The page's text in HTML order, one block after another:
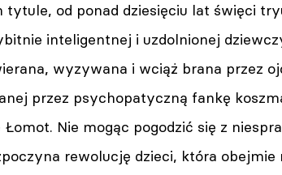
tytule, od ponad dziesięciu lat święci
inteligentnej i uzdolnionej
wyzywana i wciąż brana przez
przez psychopatyczną fankę
Nie mogąc pogodzić się z
rewolucję dzieci, która